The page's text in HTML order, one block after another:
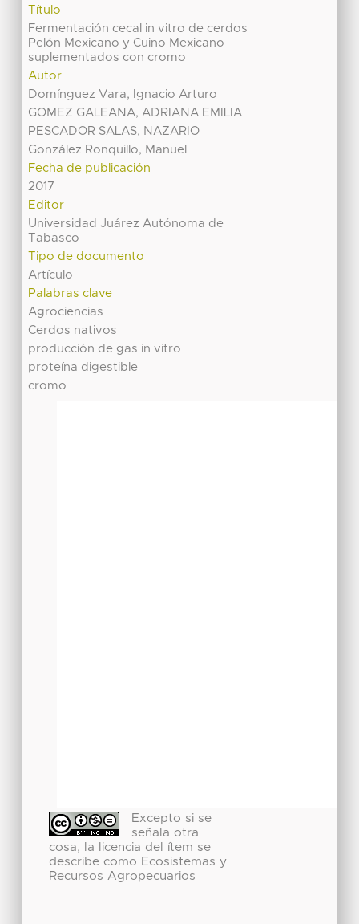
Título
Fermentación cecal in vitro de cerdos
Pelón Mexicano y Cuino Mexicano
suplementados con cromo
Autor
Domínguez Vara, Ignacio Arturo
GOMEZ GALEANA, ADRIANA EMILIA
PESCADOR SALAS, NAZARIO
González Ronquillo, Manuel
Fecha de publicación
2017
Editor
Universidad Juárez Autónoma de
Tabasco
Tipo de documento
Artículo
Palabras clave
Agrociencias
Cerdos nativos
producción de gas in vitro
proteína digestible
cromo
Excepto si se
señala otra
cosa, la licencia del ítem se
describe como Ecosistemas y
Recursos Agropecuarios